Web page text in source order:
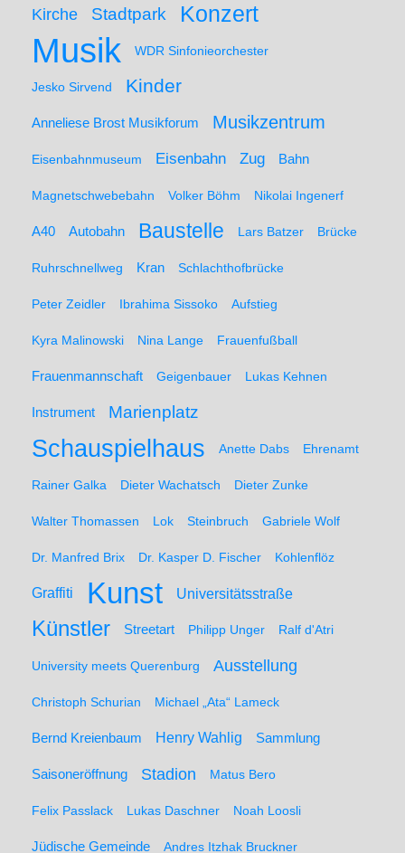
Kirche Stadtpark Konzert
Musik WDR Sinfonieorchester
Jesko Sirvend Kinder
Anneliese Brost Musikforum Musikzentrum
Eisenbahnmuseum Eisenbahn Zug Bahn
Magnetschwebebahn Volker Böhm Nikolai Ingenerf
A40 Autobahn Baustelle Lars Batzer Brücke
Ruhrschnellweg Kran Schlachthofbrücke
Peter Zeidler Ibrahima Sissoko Aufstieg
Kyra Malinowski Nina Lange Frauenfußball
Frauenmannschaft Geigenbauer Lukas Kehnen
Instrument Marienplatz
Schauspielhaus Anette Dabs Ehrenamt
Rainer Galka Dieter Wachatsch Dieter Zunke
Walter Thomassen Lok Steinbruch Gabriele Wolf
Dr. Manfred Brix Dr. Kasper D. Fischer Kohlenflöz
Graffiti Kunst Universitätsstraße
Künstler Streetart Philipp Unger Ralf d'Atri
University meets Querenburg Ausstellung
Christoph Schurian Michael „Ata“ Lameck
Bernd Kreienbaum Henry Wahlig Sammlung
Saisoneröffnung Stadion Matus Bero
Felix Passlack Lukas Daschner Noah Loosli
Jüdische Gemeinde Andres Itzhak Bruckner